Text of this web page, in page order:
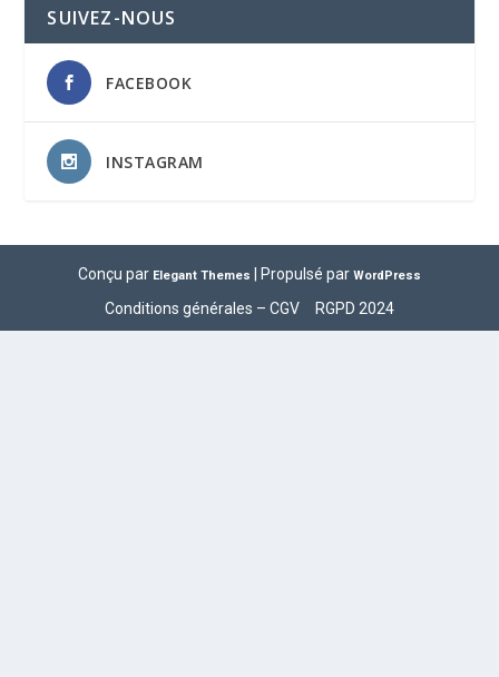
SUIVEZ-NOUS
FACEBOOK
INSTAGRAM
Conçu par Elegant Themes | Propulsé par WordPress
Conditions générales – CGV RGPD 2024